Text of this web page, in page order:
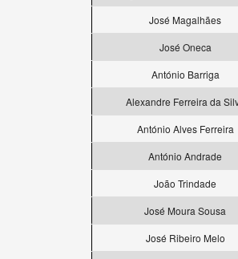
José Magalhães
José Oneca
António Barriga
Alexandre Ferreira da
António Alves Ferreira
António Andrade
João Trindade
José Moura Sousa
José Ribeiro Melo